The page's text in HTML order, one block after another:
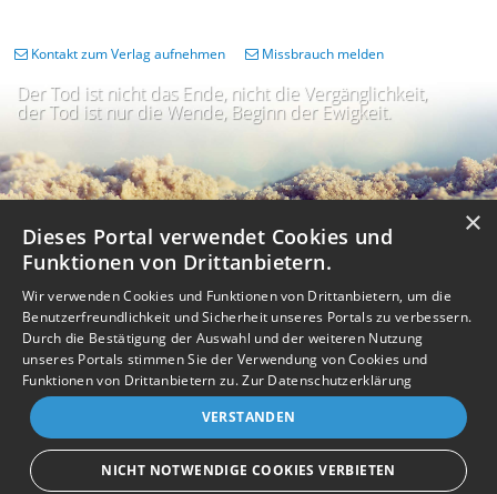
Der Tod ist nicht das Ende, nicht die Vergänglichkeit,
der Tod ist nur die Wende, Beginn der Ewigkeit.
Kontakt zum Verlag aufnehmen Missbrauch melden
Impressum Nutzungsbedingungen Datenschutz
AGB
Barrierefreiheit
Barriere melden
I
m
A
c
e
Accessibility-Modus aktivieren
I
K
n
Kontrastmodus aktivieren
eigenes Gedenkportal erstellen
×
Dieses Portal verwendet Cookies und
Funktionen von Drittanbietern.
Wir verwenden Cookies und Funktionen von Drittanbietern, um die
Benutzerfreundlichkeit und Sicherheit unseres Portals zu verbessern.
Durch die Bestätigung der Auswahl und der weiteren Nutzung
unseres Portals stimmen Sie der Verwendung von Cookies und
Funktionen von Drittanbietern zu.Zur Datenschutzerklärung
VERSTANDEN
NICHT NOTWENDIGE COOKIES VERBIETEN